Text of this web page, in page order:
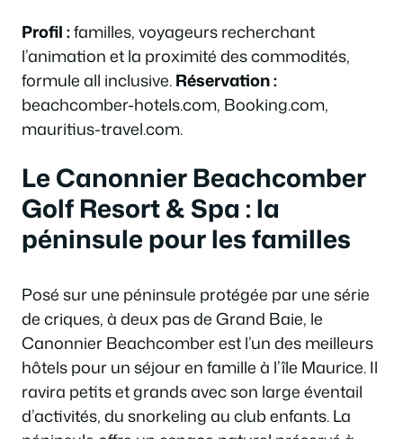
Profil :familles, voyageurs recherchant
l’animation et la proximité des commodités,
formule all inclusive.Réservation :
beachcomber-hotels.com, Booking.com,
mauritius-travel.com.
Le Canonnier Beachcomber
Golf Resort & Spa : la
péninsule pour les familles
Posé sur une péninsule protégée par une série
de criques, à deux pas de Grand Baie, le
Canonnier Beachcomber est l’un des meilleurs
hôtels pour un séjour en famille à l’île Maurice. Il
ravira petits et grands avec son large éventail
d’activités, du snorkeling au club enfants. La